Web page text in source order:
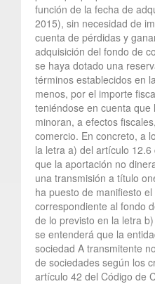
función de la fecha de
2015), sin necesidad de
cuenta de pérdidas y
adquisición del fondo de
se haya dotado una
términos establecidos en
menos, por el importe
teniéndose en cuenta
minoran, a efectos
comercio. En concreto, a
la letra a) del artículo
que la aportación no
una transmisión a título
ha puesto de manifiesto
correspondiente al fondo
de lo previsto en la letra
se entenderá que la
sociedad A transmitente
de sociedades según los
artículo 42 del Código de